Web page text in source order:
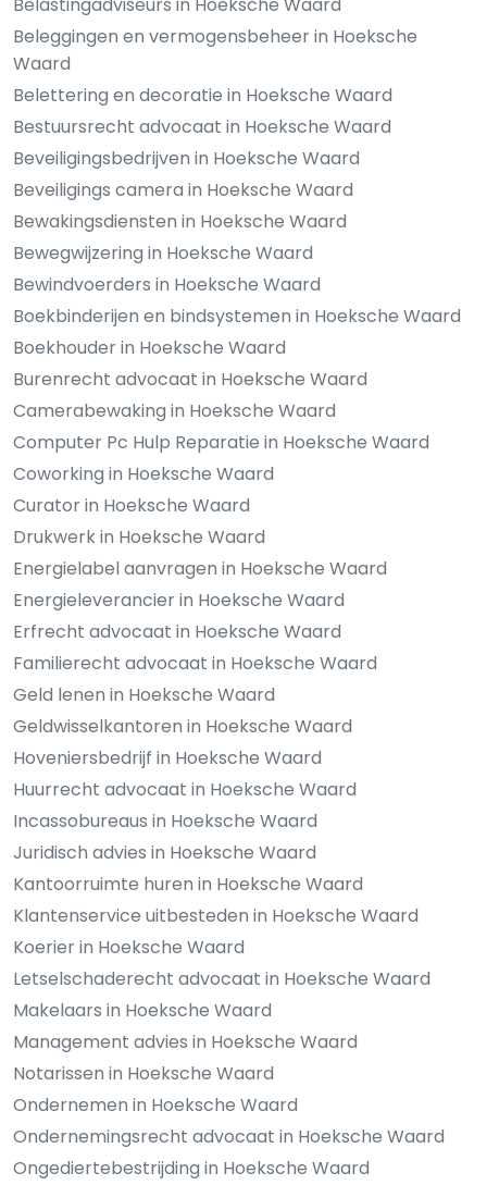
Beleggingen en vermogensbeheer in Hoeksche
Waard
Belettering en decoratie in Hoeksche Waard
Bestuursrecht advocaat in Hoeksche Waard
Beveiligingsbedrijven in Hoeksche Waard
Beveiligings camera in Hoeksche Waard
Bewakingsdiensten in Hoeksche Waard
Bewegwijzering in Hoeksche Waard
Bewindvoerders in Hoeksche Waard
Boekbinderijen en bindsystemen in Hoeksche Waard
Boekhouder in Hoeksche Waard
Burenrecht advocaat in Hoeksche Waard
Camerabewaking in Hoeksche Waard
Computer Pc Hulp Reparatie in Hoeksche Waard
Coworking in Hoeksche Waard
Curator in Hoeksche Waard
Drukwerk in Hoeksche Waard
Energielabel aanvragen in Hoeksche Waard
Energieleverancier in Hoeksche Waard
Erfrecht advocaat in Hoeksche Waard
Familierecht advocaat in Hoeksche Waard
Geld lenen in Hoeksche Waard
Geldwisselkantoren in Hoeksche Waard
Hoveniersbedrijf in Hoeksche Waard
Huurrecht advocaat in Hoeksche Waard
Incassobureaus in Hoeksche Waard
Juridisch advies in Hoeksche Waard
Kantoorruimte huren in Hoeksche Waard
Klantenservice uitbesteden in Hoeksche Waard
Koerier in Hoeksche Waard
Letselschaderecht advocaat in Hoeksche Waard
Makelaars in Hoeksche Waard
Management advies in Hoeksche Waard
Notarissen in Hoeksche Waard
Ondernemen in Hoeksche Waard
Ondernemingsrecht advocaat in Hoeksche Waard
Ongediertebestrijding in Hoeksche Waard